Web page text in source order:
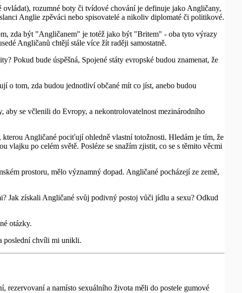
rozumné boty či tvídové chování je definuje jako Angličany,
Anglie zpěváci nebo spisovatelé a nikoliv diplomaté či politikové.
zda být "Angličanem" je totéž jako být "Britem" - oba tyto výrazy
Angličanů chtějí stále více žít raději samostatně.
Pokud bude úspěšná, Spojené státy evropské budou znamenat, že
o tom, zda budou jednotliví občané mít co jíst, anebo budou
se včlenili do Evropy, a nekontrolovatelnost mezinárodního
Angličané pociťují ohledně vlastní totožnosti. Hledám je tím, že
po celém světě. Posléze se snažím zjistit, co se s těmito věcmi
prostoru, mělo významný dopad. Angličané pocházejí ze země,
Jak získali Angličané svůj podivný postoj vůči jídlu a sexu? Odkud
otázky.
poslední chvíli mi unikli.
a namísto sexuálního života měli do postele gumové